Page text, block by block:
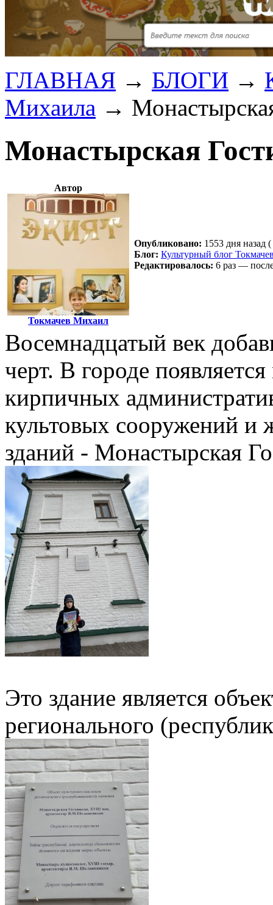
ГЛАВНАЯ → БЛОГИ →
Михаила →
Монастырская
Автор
Токмачев Михаил
Опубликовано: 1553 дня назад
Блог: Культурный блог
Редактировалось: 6 раз —
Восемнадцатый век
черт. В городе
кирпичных
культовых сооружений
зданий - Монастырская
Это здание является
регионального